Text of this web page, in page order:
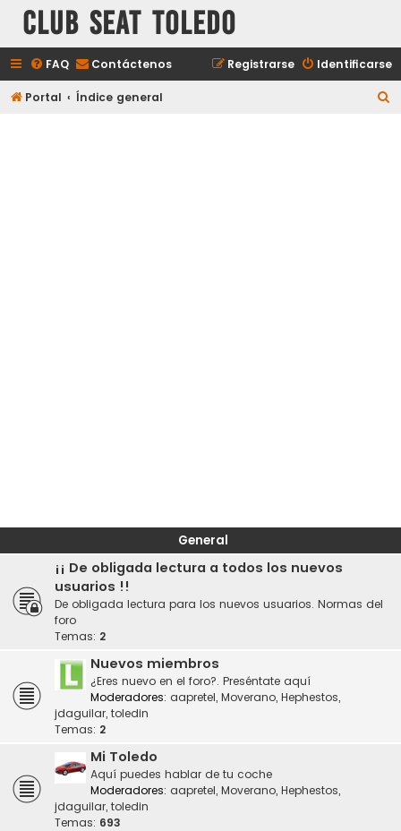
Club Seat Toledo
FAQ Contáctenos Identificarse
Registrarse
Portal Índice general
General
¡¡ De obligada lectura a todos los nuevos
usuarios !!
De obligada lectura para los nuevos usuarios. Normas del
foro
Temas: 2
Nuevos miembros
¿Eres nuevo en el foro?. Preséntate aquí
Moderadores: aapretel, Moverano, Hephestos,
jdaguilar, toledin
Temas: 2
Mi Toledo
Aquí puedes hablar de tu coche
Moderadores: aapretel, Moverano, Hephestos,
jdaguilar, toledin
Temas: 693